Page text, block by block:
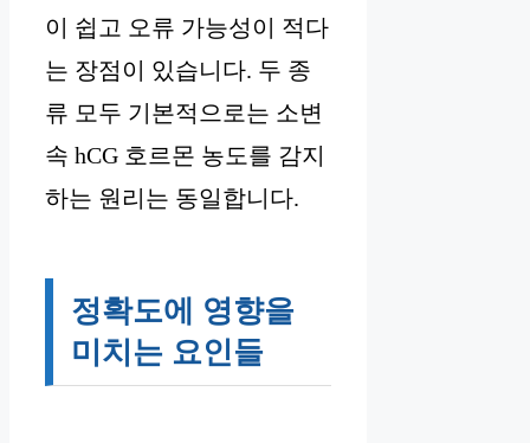
이 쉽고 오류 가능성이 적다
는 장점이 있습니다. 두 종
류 모두 기본적으로는 소변
속 hCG 호르몬 농도를 감지
하는 원리는 동일합니다.
정확도에 영향을
미치는 요인들